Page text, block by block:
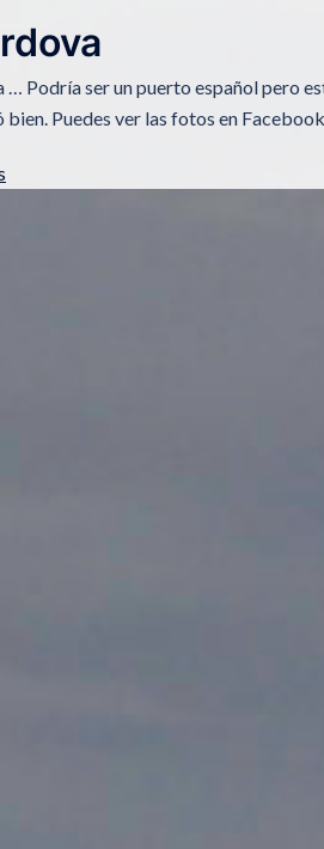
… Podría ser un puerto español pero
bien. Puedes ver las fotos en Facebook